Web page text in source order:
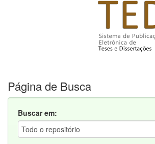
Página de Busca
Buscar em: